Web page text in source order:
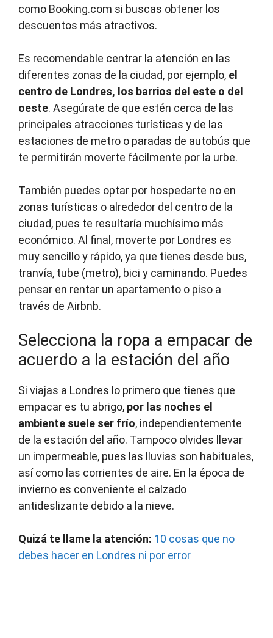
como Booking.com si buscas obtener los
descuentos más atractivos.
Es recomendable centrar la atención en las
diferentes zonas de la ciudad, por ejemplo, el
centro de Londres, los barrios del este o del
oeste. Asegúrate de que estén cerca de las
principales atracciones turísticas y de las
estaciones de metro o paradas de autobús que
te permitirán moverte fácilmente por la urbe.
También puedes optar por hospedarte no en
zonas turísticas o alrededor del centro de la
ciudad, pues te resultaría muchísimo más
económico. Al final, moverte por Londres es
muy sencillo y rápido, ya que tienes desde bus,
tranvía, tube (metro), bici y caminando. Puedes
pensar en rentar un apartamento o piso a
través de Airbnb.
Selecciona la ropa a empacar de
acuerdo a la estación del año
Si viajas a Londres lo primero que tienes que
empacar es tu abrigo, por las noches el
ambiente suele ser frío, independientemente
de la estación del año. Tampoco olvides llevar
un impermeable, pues las lluvias son habituales,
así como las corrientes de aire. En la época de
invierno es conveniente el calzado
antideslizante debido a la nieve.
Quizá te llame la atención: 10 cosas que no
debes hacer en Londres ni por error